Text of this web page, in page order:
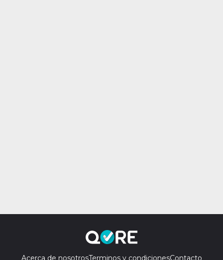
Acerca de nosotrosTerminos y condicionesContacto